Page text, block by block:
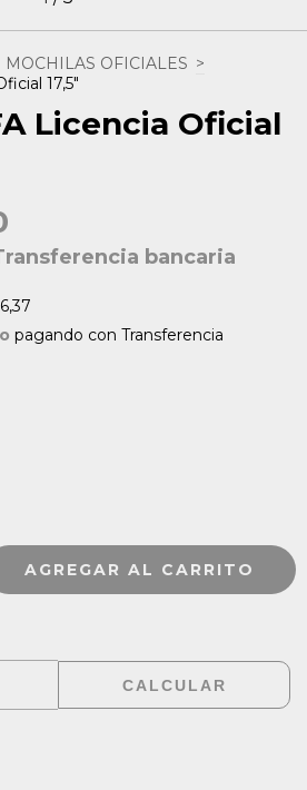
MOCHILAS OFICIALES >
17,5"
Licencia Oficial
bancaria
pagando con Transferencia
CALCULAR